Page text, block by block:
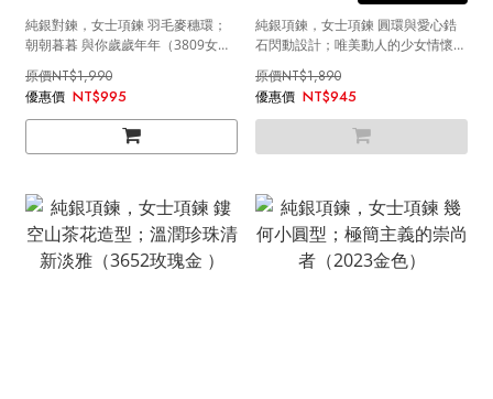
純銀對鍊，女士項鍊 羽毛麥穗環；
朝朝暮暮 與你歲歲年年（3809女
NT$1,990
NT$995
純銀項鍊，女士項鍊 圓環與愛心鋯
石閃動設計；唯美動人的少女情懷
（3517銀色）
NT$1,890
NT$945